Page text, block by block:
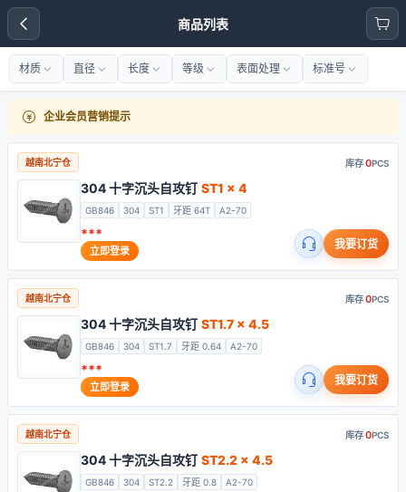
商品列表
材质 直径 长度 等级 表面处理 标准号
企业会员营销提示
越南北宁仓 库存0PCS
304 十字沉头自攻钉 ST1 x 4
GB846 304 ST1 牙距 64T A2-70
***
立即登录 我要订货
越南北宁仓 库存0PCS
304 十字沉头自攻钉 ST1.7 x 4.5
GB846 304 ST1.7 牙距 0.64 A2-70
***
立即登录 我要订货
越南北宁仓 库存0PCS
304 十字沉头自攻钉 ST2.2 x 4.5
GB846 304 ST2.2 牙距 0.8 A2-70